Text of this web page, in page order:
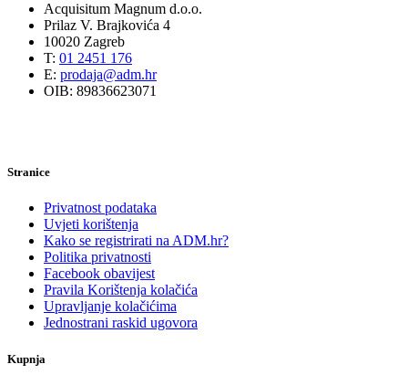
Acquisitum Magnum d.o.o.
Prilaz V. Brajkovića 4
10020 Zagreb
T: 01 2451 176
E: prodaja@adm.hr
OIB: 89836623071
Stranice
Privatnost podataka
Uvjeti korištenja
Kako se registrirati na ADM.hr?
Politika privatnosti
Facebook obavijest
Pravila Korištenja kolačića
Upravljanje kolačićima
Jednostrani raskid ugovora
Kupnja